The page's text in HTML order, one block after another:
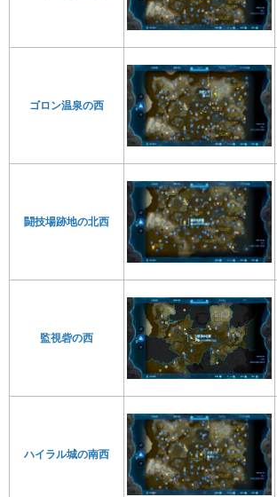
ゴロン温泉の西
闘技場跡地の北西
監視砦の西
ハイラル城の南西